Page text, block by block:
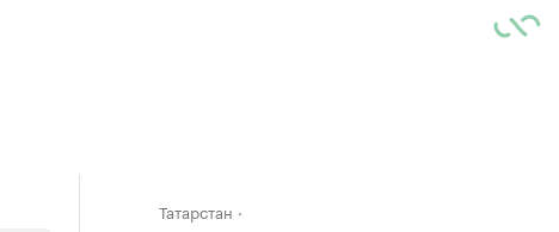
Татарстан